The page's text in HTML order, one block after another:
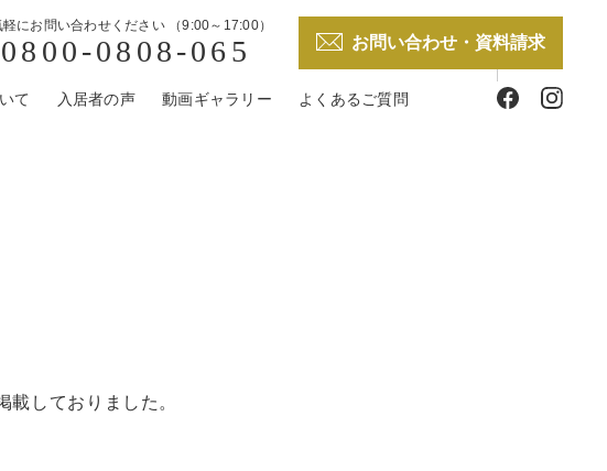
ウィステリア小樽稲穂
て 入居者の声 動画ギャラリー よくあるご質問
しておりました。
軽にお問い合わせください （9:00～17:00）
0800-0808-065 お問い合わせ・資料請求